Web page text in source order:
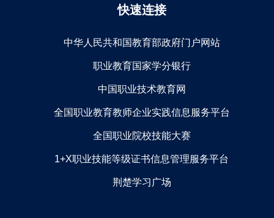
快速连接
中华人民共和国教育部政府门户网站
职业教育国家学分银行
中国职业技术教育网
全国职业教育教师企业实践信息服务平台
全国职业院校技能大赛
1+X职业技能等级证书信息管理服务平台
荆楚学习广场